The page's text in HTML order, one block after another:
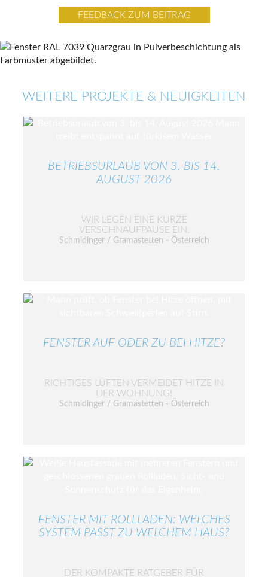
FEEDBACK ZUM BEITRAG
WEITERE PROJEKTE & NEUIGKEITEN
BETRIEBSURLAUB VON 3. BIS 14.
AUGUST 2026
WIR LEGEN EINE KURZE
VERSCHNAUFPAUSE EIN.
Schmidinger / Gramastetten - Österreich
FENSTER AUF ODER ZU BEI HITZE?
RICHTIGES LÜFTEN VERMEIDET HITZE IN
DER WOHNUNG!
Schmidinger / Gramastetten - Österreich
FENSTER MIT ROLLLADEN: WELCHES
SYSTEM PASST ZU WELCHEM HAUS?
DER KOMPAKTE RATGEBER FÜR